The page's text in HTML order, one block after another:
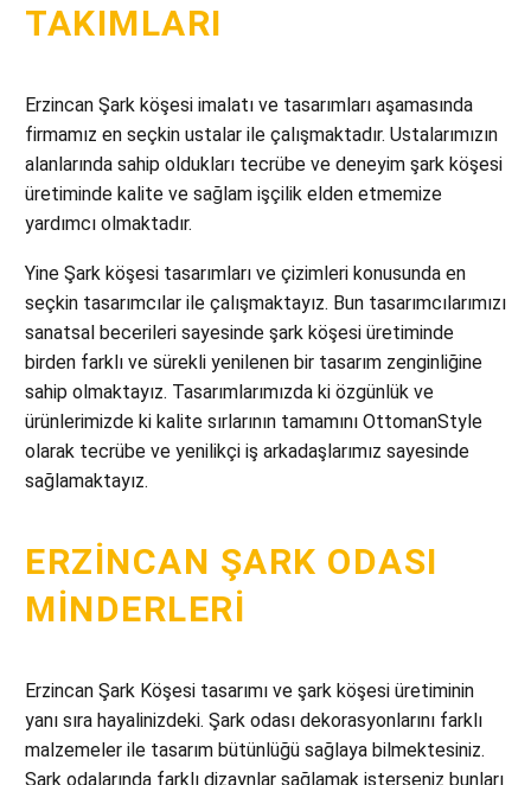
TAKIMLARI
Erzincan Şark köşesi imalatı ve tasarımları aşamasında
firmamız en seçkin ustalar ile çalışmaktadır. Ustalarımızın
alanlarında sahip oldukları tecrübe ve deneyim şark köşesi
üretiminde kalite ve sağlam işçilik elden etmemize
yardımcı olmaktadır.
Yine Şark köşesi tasarımları ve çizimleri konusunda en
seçkin tasarımcılar ile çalışmaktayız. Bun tasarımcılarımızı
sanatsal becerileri sayesinde şark köşesi üretiminde
birden farklı ve sürekli yenilenen bir tasarım zenginliğine
sahip olmaktayız. Tasarımlarımızda ki özgünlük ve
ürünlerimizde ki kalite sırlarının tamamını OttomanStyle
olarak tecrübe ve yenilikçi iş arkadaşlarımız sayesinde
sağlamaktayız.
ERZINCAN ŞARK ODASI
MINDERLERI
Erzincan Şark Köşesi tasarımı ve şark köşesi üretiminin
yanı sıra hayalinizdeki. Şark odası dekorasyonlarını farklı
malzemeler ile tasarım bütünlüğü sağlaya bilmektesiniz.
Şark odalarında farklı dizaynlar sağlamak isterseniz bunları